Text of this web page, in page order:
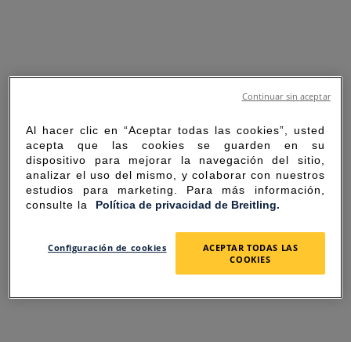
SORRY FOR THE
INCONVENIENCE
Al hacer clic en “Aceptar todas las cookies”, usted
acepta que las cookies se guarden en su
dispositivo para mejorar la navegación del sitio,
analizar el uso del mismo, y colaborar con nuestros
estudios para marketing. Para más información,
consulte la Política de privacidad de Breitling.
Configuración de cookies
ACEPTAR TODAS LAS
COOKIES
Continuar sin aceptar